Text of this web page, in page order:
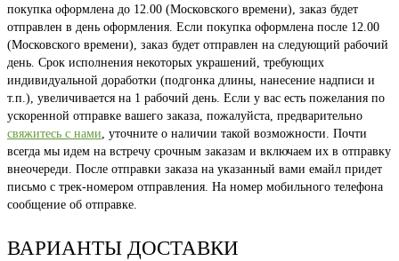
покупка оформлена до 12.00 (Московского времени), заказ будет
отправлен в день оформления. Если покупка оформлена после 12.00
(Московского времени), заказ будет отправлен на следующий рабочий
день. Срок исполнения некоторых украшений, требующих
индивидуальной доработки (подгонка длины, нанесение надписи и
т.п.), увеличивается на 1 рабочий день. Если у вас есть пожелания по
ускоренной отправке вашего заказа, пожалуйста, предварительно
свяжитесь с нами, уточните о наличии такой возможности. Почти
всегда мы идем на встречу срочным заказам и включаем их в отправку
внеочереди. После отправки заказа на указанный вами емайл придет
письмо с трек-номером отправления. На номер мобильного телефона
сообщение об отправке.
ВАРИАНТЫ ДОСТАВКИ